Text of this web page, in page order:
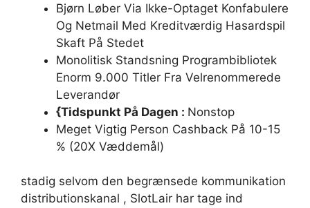
Bjørn Løber Via Ikke-Optaget Konfabulere
Og Netmail Med Kreditværdig Hasardspil
Skaft På Stedet
Monolitisk Standsning Programbibliotek
Enorm 9.000 Titler Fra Velrenommerede
Leverandør
{Tidspunkt På Dagen : Nonstop
Meget Vigtig Person Cashback På 10-15
% (20X Væddemål)
stadig selvom den begrænsede kommunikation
distributionskanal , SlotLair har tage ind